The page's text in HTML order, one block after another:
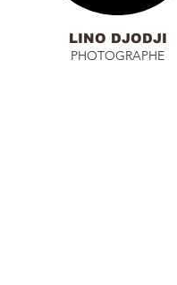
LINO DJODJI
PHOTOGRAPHE